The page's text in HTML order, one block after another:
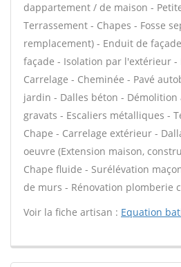
dappartement / de maison -
Terrassement - Chapes - Fosse
remplacement) - Enduit de
façade - Isolation par l'extérieur -
Carrelage - Cheminée - Pavé
jardin - Dalles béton - Démolition
gravats - Escaliers métalliques -
Chape - Carrelage extérieur -
oeuvre (Extension maison,
Chape fluide - Surélévation
de murs - Rénovation plomberie
Voir la fiche artisan : Equation